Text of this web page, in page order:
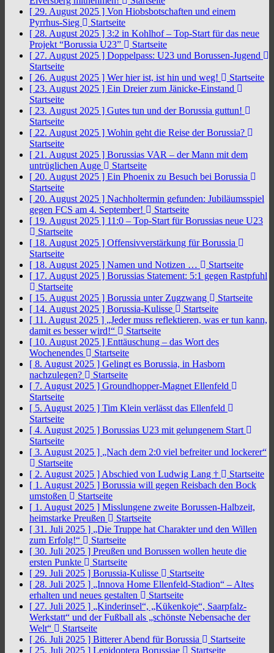
[ 29. August 2025 ] Von Hiobsbotschaften und einem
Pyrrhus-Sieg
Startseite
[ 28. August 2025 ] 3:2 in Kohlhof – Top-Start für das neue
Projekt “Borussia U23”
Startseite
[ 27. August 2025 ] Doppelpass: U23 und Borussen-Jugend
Startseite
[ 26. August 2025 ] Wer hier ist, ist hin und weg!
Startseite
[ 23. August 2025 ] Ein Dreier zum Jänicke-Einstand
Startseite
[ 23. August 2025 ] Gutes tun und der Borussia guttun!
Startseite
[ 22. August 2025 ] Wohin geht die Reise der Borussia?
Startseite
[ 21. August 2025 ] Borussias VAR – der Mann mit dem
untrüglichen Auge
Startseite
[ 20. August 2025 ] Ein Phoenix zu Besuch bei Borussia
Startseite
[ 20. August 2025 ] Nachholtermin gefunden: Jubiläumsspiel
gegen FCS am 4. September!
Startseite
[ 19. August 2025 ] 11:0 – Top-Start für Borussias neue U23
Startseite
[ 18. August 2025 ] Offensivverstärkung für Borussia
Startseite
[ 18. August 2025 ] Namen und Notizen …
Startseite
[ 17. August 2025 ] Borussias Statement: 5:1 gegen Rastpfuhl
Startseite
[ 15. August 2025 ] Borussia unter Zugzwang
Startseite
[ 14. August 2025 ] Borussia-Kulisse
Startseite
[ 11. August 2025 ] „Jeder muss reflektieren, was er tun kann,
damit es besser wird!“
Startseite
[ 10. August 2025 ] Enttäuschung – das Wort des
Wochenendes
Startseite
[ 8. August 2025 ] Gelingt es Borussia, in Hasborn
nachzulegen?
Startseite
[ 7. August 2025 ] Groundhopper-Magnet Ellenfeld
Startseite
[ 5. August 2025 ] Tim Klein verlässt das Ellenfeld
Startseite
[ 4. August 2025 ] Borussias U23 mit gelungenem Start
Startseite
[ 3. August 2025 ] „Nach dem 2:0 viel befreiter und lockerer“
Startseite
[ 2. August 2025 ] Abschied von Ludwig Lang †
Startseite
[ 1. August 2025 ] Borussia will gegen Reisbach den Bock
umstoßen
Startseite
[ 1. August 2025 ] Misslungene zweite Borussen-Halbzeit,
heimstarke Preußen
Startseite
[ 31. Juli 2025 ] „Die Truppe hat Charakter und den Willen
zum Erfolg!“
Startseite
[ 30. Juli 2025 ] Preußen und Borussen wollen heute die
ersten Punkte
Startseite
[ 29. Juli 2025 ] Borussia-Kulisse
Startseite
[ 28. Juli 2025 ] „Innova Home Ellenfeld-Stadion“ – Altes
erhalten und neues gestalten
Startseite
[ 27. Juli 2025 ] „Kinderinsel“, „Kükenkoje“, Saarpfalz-
Werkstatt“ und der Fußball als „schönste Nebensache der
Welt“
Startseite
[ 26. Juli 2025 ] Bitterer Abend für Borussia
Startseite
[ 25. Juli 2025 ] Lepidoptera Borussiae
Startseite